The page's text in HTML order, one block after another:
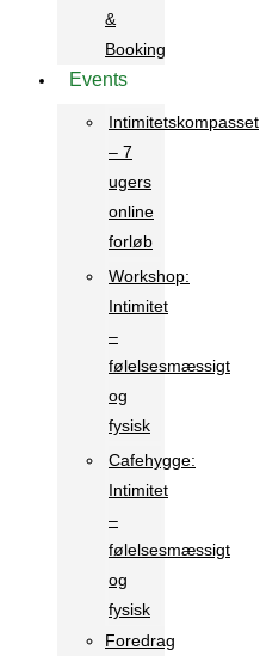
&
Booking
Events
Intimitetskompasset
– 7
ugers
online
forløb
Workshop:
Intimitet
–
følelsesmæssigt
og
fysisk
Cafehygge:
Intimitet
–
følelsesmæssigt
og
fysisk
Foredrag